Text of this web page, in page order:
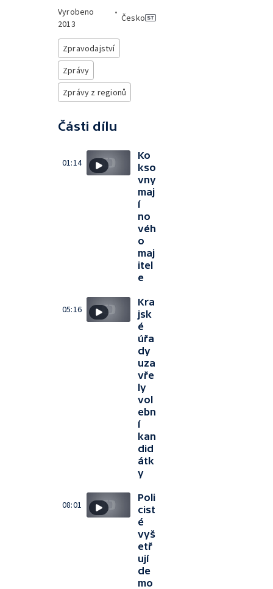
Vyrobeno
2013
•
Česko
Zpravodajství
Zprávy
Zprávy z regionů
Části dílu
01:14
Ko
kso
vny
maj
í
no
véh
o
maj
itel
e
05:16
Kra
jsk
é
úřa
dy
uza
vře
ly
vol
ebn
í
kan
did
átk
y
08:01
Poli
cist
é
vyš
etř
ují
de
mo